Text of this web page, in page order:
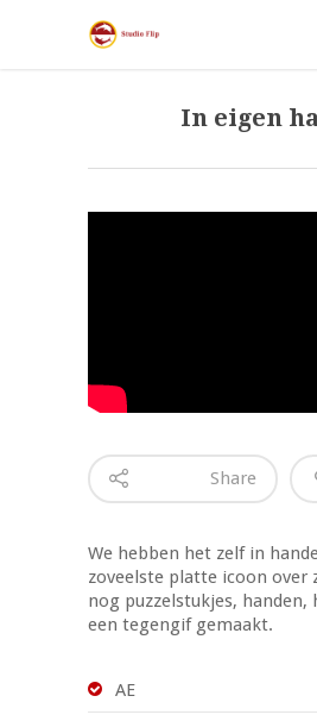
In eigen
Share
We hebben het zelf in
zoveelste platte icoon over
nog puzzelstukjes, handen,
een tegengif gemaakt.
AE